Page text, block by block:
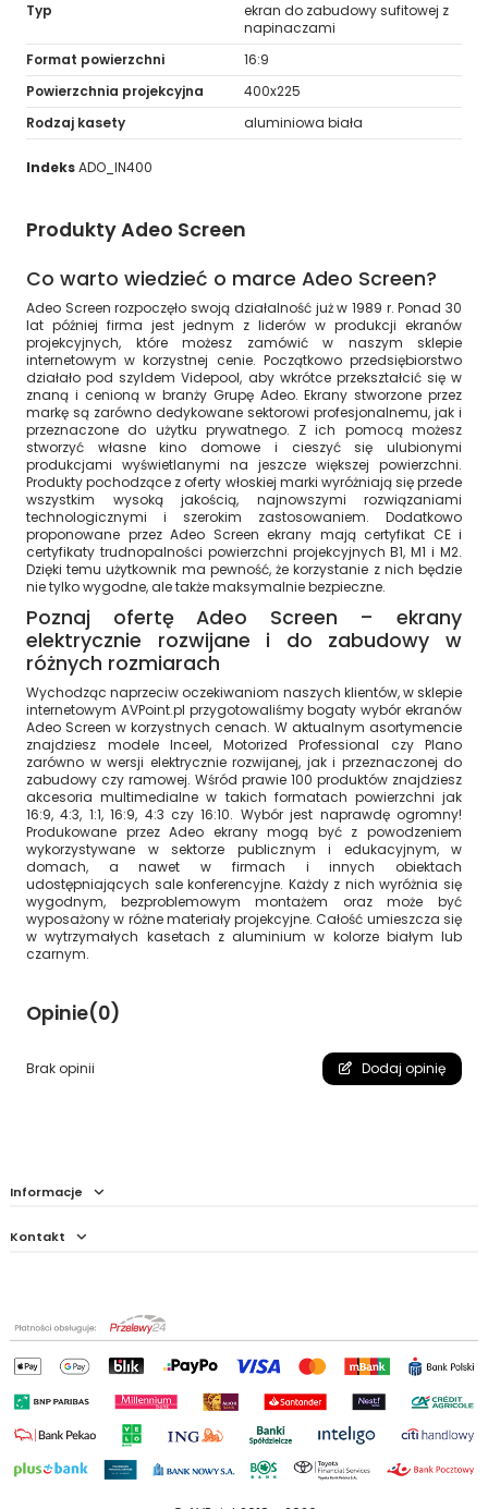
Typ
ekran do zabudowy sufitowej z
napinaczami
Format powierzchni
16:9
Powierzchnia projekcyjna
400x225
Rodzaj kasety
aluminiowa biała
IndeksADO_IN400
Produkty Adeo Screen
Co warto wiedzieć o marce Adeo Screen?
Adeo Screen rozpoczęło swoją działalność już w 1989 r. Ponad 30
lat później firma jest jednym z liderów w produkcji ekranów
projekcyjnych, które możesz zamówić w naszym sklepie
internetowym w korzystnej cenie. Początkowo przedsiębiorstwo
działało pod szyldem Videpool, aby wkrótce przekształcić się w
znaną i cenioną w branży Grupę Adeo. Ekrany stworzone przez
markę są zarówno dedykowane sektorowi profesjonalnemu, jak i
przeznaczone do użytku prywatnego. Z ich pomocą możesz
stworzyć własne kino domowe i cieszyć się ulubionymi
produkcjami wyświetlanymi na jeszcze większej powierzchni.
Produkty pochodzące z oferty włoskiej marki wyróżniają się przede
wszystkim wysoką jakością, najnowszymi rozwiązaniami
technologicznymi i szerokim zastosowaniem. Dodatkowo
proponowane przez Adeo Screen ekrany mają certyfikat CE i
certyfikaty trudnopalności powierzchni projekcyjnych B1, M1 i M2.
Dzięki temu użytkownik ma pewność, że korzystanie z nich będzie
nie tylko wygodne, ale także maksymalnie bezpieczne.
Poznaj ofertę Adeo Screen – ekrany
elektrycznie rozwijane i do zabudowy w
różnych rozmiarach
Wychodząc naprzeciw oczekiwaniom naszych klientów, w sklepie
internetowym AVPoint.pl przygotowaliśmy bogaty wybór ekranów
Adeo Screen w korzystnych cenach. W aktualnym asortymencie
znajdziesz modele Inceel, Motorized Professional czy Plano
zarówno w wersji elektrycznie rozwijanej, jak i przeznaczonej do
zabudowy czy ramowej. Wśród prawie 100 produktów znajdziesz
akcesoria multimedialne w takich formatach powierzchni jak
16:9, 4:3, 1:1, 16:9, 4:3 czy 16:10. Wybór jest naprawdę ogromny!
Produkowane przez Adeo ekrany mogą być z powodzeniem
wykorzystywane w sektorze publicznym i edukacyjnym, w
domach, a nawet w firmach i innych obiektach
udostępniających sale konferencyjne. Każdy z nich wyróżnia się
wygodnym, bezproblemowym montażem oraz może być
wyposażony w różne materiały projekcyjne. Całość umieszcza się
w wytrzymałych kasetach z aluminium w kolorze białym lub
czarnym.
Opinie(0)
Brak opinii Dodaj opinię
Informacje
Kontakt